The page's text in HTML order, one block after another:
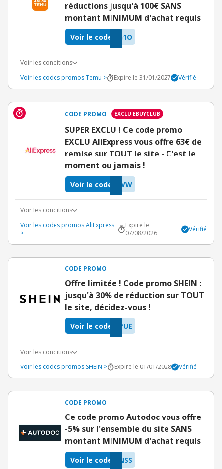
réductions jusqu'à 100€ SANS
montant MINIMUM d'achat requis
G1O
Voir le code
Voir les conditions
Voir les codes promos Temu >
Expire le 31/01/2027 Vérifié
CODE PROMO EXCLU EBUYCLUB
SUPER EXCLU ! Ce code promo
EXCLU AliExpress vous offre 63€ de
remise sur TOUT le site - C'est le
moment ou jamais !
VWW
Voir le code
Voir les conditions
Voir les codes promos AliExpress
>
Expire le
07/08/2026
Vérifié
CODE PROMO
Offre limitée ! Code promo SHEIN :
jusqu'à 30% de réduction sur TOUT
le site, décidez-vous !
PUE
Voir le code
Voir les conditions
Voir les codes promos SHEIN >
Expire le 01/01/2028 Vérifié
CODE PROMO
Ce code promo Autodoc vous offre
-5% sur l'ensemble du site SANS
montant MINIMUM d'achat requis
NSS
Voir le code